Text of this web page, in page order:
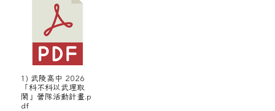
1) 武陵高中 2026
「科不科以武理取
鬧」營隊活動計畫.p
df